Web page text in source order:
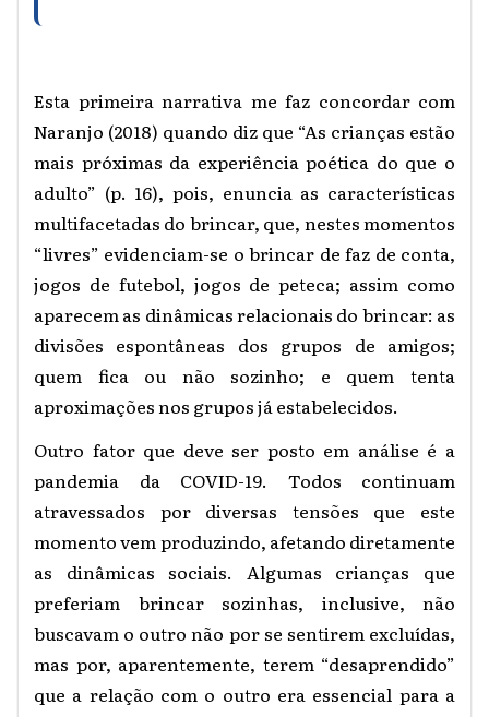
Esta primeira narrativa me faz concordar com
Naranjo (2018) quando diz que “As crianças estão
mais próximas da experiência poética do que o
adulto” (p. 16), pois, enuncia as características
multifacetadas do brincar, que, nestes momentos
“livres” evidenciam-se o brincar de faz de conta,
jogos de futebol, jogos de peteca; assim como
aparecem as dinâmicas relacionais do brincar: as
divisões espontâneas dos grupos de amigos;
quem fica ou não sozinho; e quem tenta
aproximações nos grupos já estabelecidos.
Outro fator que deve ser posto em análise é a
pandemia da COVID-19. Todos continuam
atravessados por diversas tensões que este
momento vem produzindo, afetando diretamente
as dinâmicas sociais. Algumas crianças que
preferiam brincar sozinhas, inclusive, não
buscavam o outro não por se sentirem excluídas,
mas por, aparentemente, terem “desaprendido”
que a relação com o outro era essencial para a